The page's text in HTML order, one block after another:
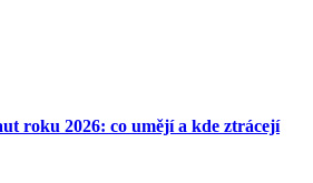
roku 2026: co umějí a kde ztrácejí